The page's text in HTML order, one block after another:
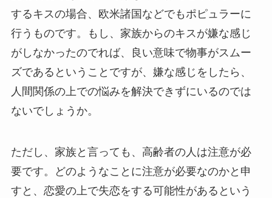
するキスの場合、欧米諸国などでもポピュラーに
行うものです。もし、家族からのキスが嫌な感じ
がしなかったのでれば、良い意味で物事がスムー
ズであるということですが、嫌な感じをしたら、
人間関係の上での悩みを解決できずにいるのでは
ないでしょうか。
ただし、家族と言っても、高齢者の人は注意が必
要です。どのようなことに注意が必要なのかと申
すと、恋愛の上で失恋をする可能性があるという